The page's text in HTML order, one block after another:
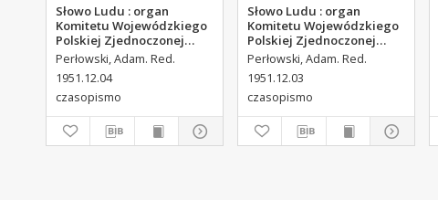
Słowo Ludu : organ
Komitetu Wojewódzkiego
Polskiej Zjednoczonej
Partii Robotniczej, 1951,
R.3, nr 313
Perłowski, Adam. Red.
1951.12.04
czasopismo
Słowo Ludu : organ
Komitetu Wojewódzkiego
Polskiej Zjednoczonej
Partii Robotniczej, 1951,
R.3, nr 312
Perłowski, Adam. Red.
1951.12.03
czasopismo